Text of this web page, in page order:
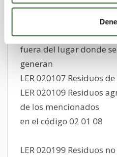
estiércol (incluida paja
y efluentes recogidos
selectivamente y
fuera del lugar donde se
generan
LER 020107 Residuos
LER 020109 Residuos
de los mencionados
en el código 02 01 08
LER 020199 Residuos